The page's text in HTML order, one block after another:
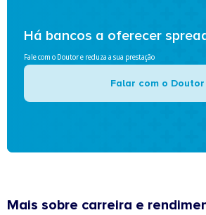
Há bancos a oferecer
Fale com o Doutor e reduza a sua prestação
Falar com o Doutor
Mais sobre carreira e